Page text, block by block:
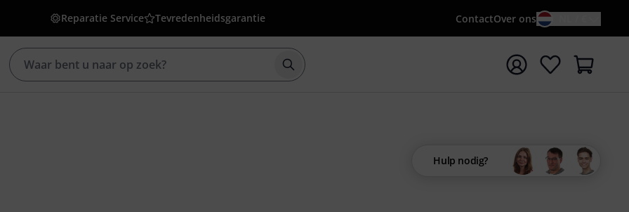
Reparatie Service Tevredenheidsgarantie ContactOver ons
Zoek met zoekterm {searchTerm}
Hulp nodig?